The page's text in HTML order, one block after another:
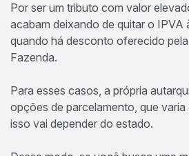
Por ser um tributo com valor
acabam deixando de quitar o IPVA
quando há desconto oferecido
Fazenda.
Para esses casos, a própria
opções de parcelamento, que
isso vai depender do estado.